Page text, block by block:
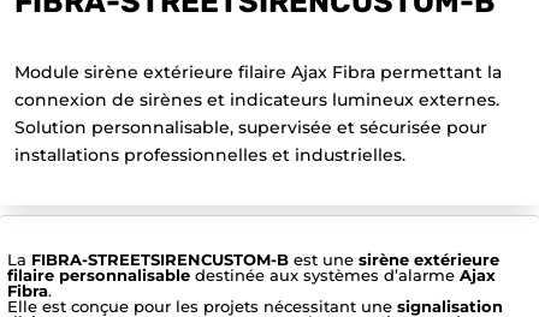
Module sirène extérieure filaire Ajax Fibra permettant la
connexion de sirènes et indicateurs lumineux externes.
Solution personnalisable, supervisée et sécurisée pour
installations professionnelles et industrielles.
La FIBRA-STREETSIRENCUSTOM-B est une sirène extérieure
filaire personnalisable destinée aux systèmes d’alarme Ajax
Fibra.
Elle est conçue pour les projets nécessitant une signalisation